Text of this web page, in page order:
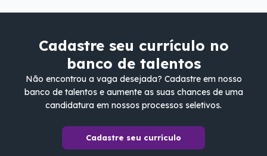
Cadastre seu currículo no
banco de talentos
Não encontrou a vaga desejada? Cadastre em nosso
banco de talentos e aumente as suas chances de uma
candidatura em nossos processos seletivos.
Cadastre seu currículo